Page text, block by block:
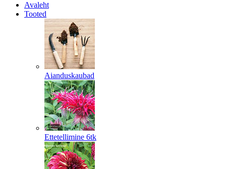
Avaleht
Tooted
Aianduskaubad
Ettetellimine 6tk